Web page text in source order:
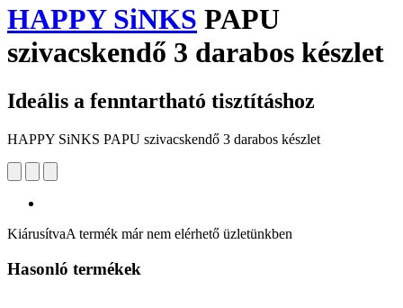
HAPPY SiNKS PAPU
szivacskendő 3 darabos készlet
Ideális a fenntartható tisztításhoz
HAPPY SiNKS PAPU szivacskendő 3 darabos készlet
KiárusítvaA termék már nem elérhető üzletünkben
Hasonló termékek